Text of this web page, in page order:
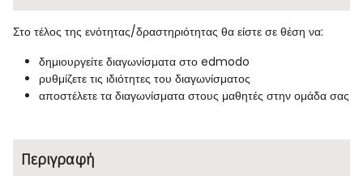
Στο τέλος της ενότητας/δραστηριότητας θα είστε σε θέση να:
δημιουργείτε διαγωνίσματα στο edmodo
ρυθμίζετε τις ιδιότητες του διαγωνίσματος
αποστέλετε τα διαγωνίσματα στους μαθητές στην ομάδα σας
Περιγραφή